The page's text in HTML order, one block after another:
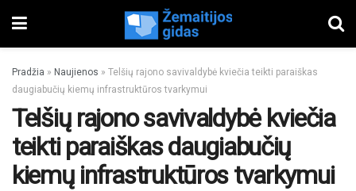
Pradžia » Naujienos » Telšių rajono savivaldybė kviečia teikti paraiškas
daugiabučių kiemų infrastruktūros tvarkymui
Telšių rajono savivaldybė kviečia
teikti paraiškas daugiabučių
kiemų infrastruktūros tvarkymui